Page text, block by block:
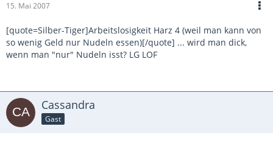
15. Mai 2007
[quote=Silber-Tiger]Arbeitslosigkeit Harz 4 (weil man kann von
so wenig Geld nur Nudeln essen)[/quote] ... wird man dick,
wenn man "nur" Nudeln isst? LG LOF
Cassandra
Gast